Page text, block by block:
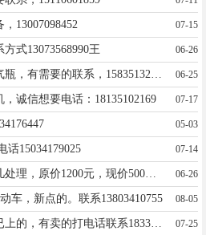
13007098452 07-15
式13073568990王 06-26
06-25
诚信想要电话：18135102169 07-17
05-03
话15034179025 07-14
一套九成新沙发茶几处理，原价1200元，现价500元，有需要的联系，电话：17535114134 06-26
车，新点的。联系13803410755 08-05
求购个二手电视50寸已上的，有卖的打电话联系18335196209 07-25